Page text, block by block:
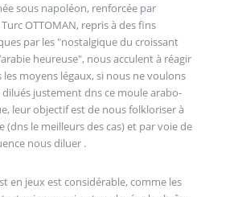
sous napoléon, renforcée par
Turc OTTOMAN, repris à des fins
par les "nostalgique du croissant
heureuse", nous acculent à réagir
les moyens légaux, si nous ne voulons
dilués justement dns ce moule arabo-
leur objectif est de nous folkloriser à
(dns le meilleurs des cas) et par voie de
nous diluer .
en jeux est considérable, comme les